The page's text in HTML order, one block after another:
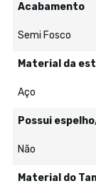
Acabamento
Semi Fosco
Material da
Aço
Possui
Não
Material do